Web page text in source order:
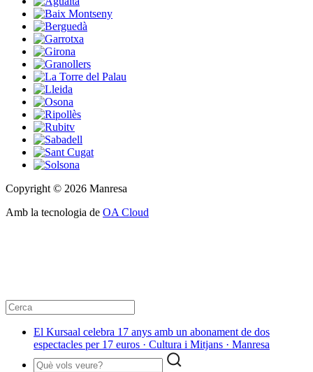
Copyright © 2026 Manresa
Amb la tecnologia de OA Cloud
El Kursaal celebra 17 anys amb un abonament de dos
espectacles per 17 euros · Cultura i Mitjans · Manresa